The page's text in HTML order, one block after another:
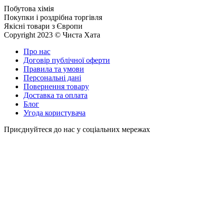
Побутова хімія
Покупки і роздрібна торгівля
Якісні товари з Європи
Copyright 2023 © Чиста Хата
Про нас
Договір публічної оферти
Правила та умови
Персональні дані
Повернення товару
Доставка та оплата
Блог
Угода користувача
Приєднуйтеся до нас у соціальних мережах